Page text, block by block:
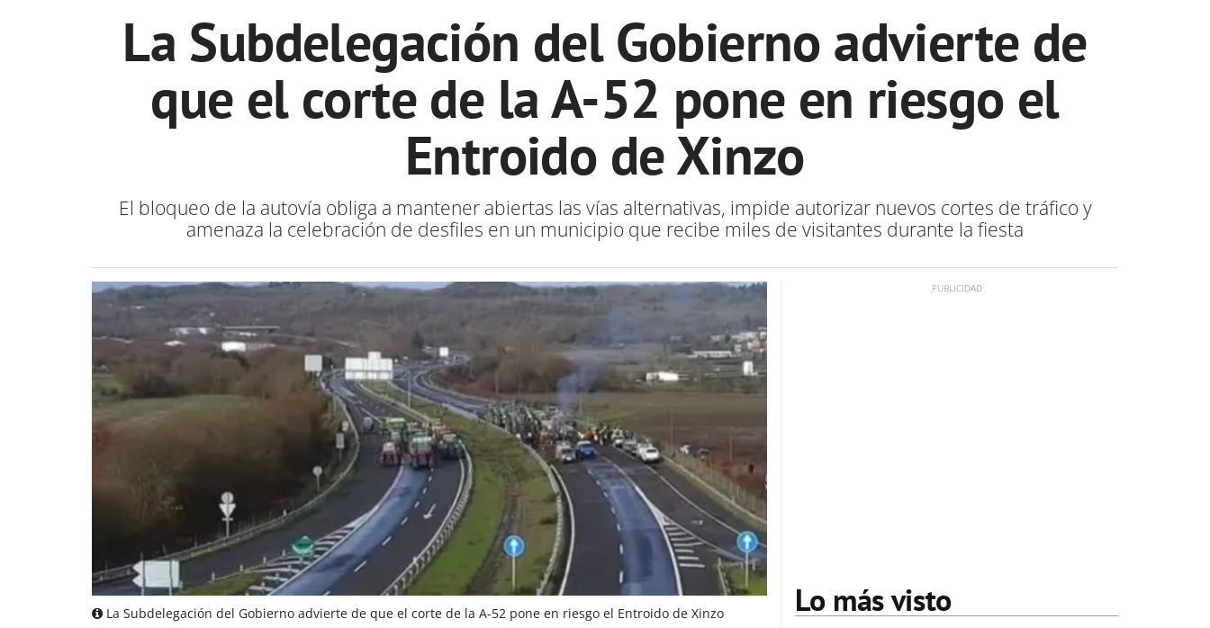
La Subdelegación del Gobierno advierte de
que el corte de la A-52 pone en riesgo el
Entroido de Xinzo
El bloqueo de la autovía obliga a mantener abiertas las vías alternativas, impide autorizar nuevos cortes de tráfico y
amenaza la celebración de desfiles en un municipio que recibe miles de visitantes durante la fiesta
La Subdelegación del Gobierno advierte de que el corte de la A-52 pone en riesgo el Entroido de Xinzo Lo más visto